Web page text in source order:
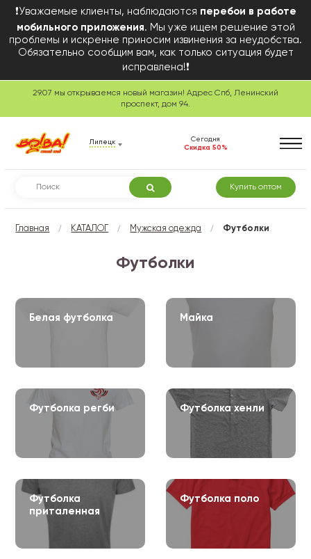
❗Уважаемые клиенты, наблюдаются перебои в работе
мобильного приложения. Мы уже ищем решение этой
проблемы и искренне приносим извинения за неудобства.
Обязательно сообщим вам, как только ситуация будет
исправлена!❗
29.07 мы открываемся новый магазин! Адрес Спб, Ленинский
проспект, дом 94.
Липецк
Сегодня
Скидка 50%
Купить оптом
Главная / КАТАЛОГ / Мужская одежда / Футболки
Футболки
Белая футболка Майка
Футболка регби Футболка хенли
Футболка
приталенная
Футболка поло